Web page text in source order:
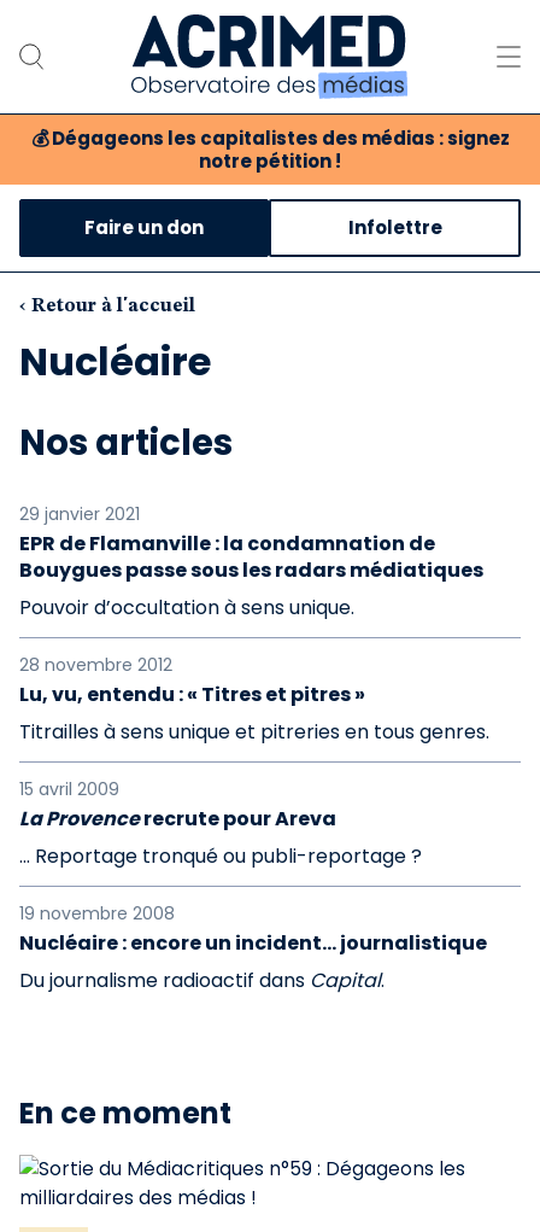
💰 Dégageons les capitalistes des médias : signez
notre pétition !
Notre association
Notre critique des médias
Nos propositions
Notre revue
Boutique
Faire un don Infolettre
‹ Retour à l'accueil
Nucléaire
Nos articles
29 janvier 2021
EPR de Flamanville : la condamnation de
Bouygues passe sous les radars médiatiques
Pouvoir d’occultation à sens unique.
28 novembre 2012
Lu, vu, entendu : « Titres et pitres »
Titrailles à sens unique et pitreries en tous genres.
15 avril 2009
La Provencerecrute pour Areva
… Reportage tronqué ou publi-reportage ?
19 novembre 2008
Nucléaire : encore un incident... journalistique
Du journalisme radioactif dans Capital.
En ce moment